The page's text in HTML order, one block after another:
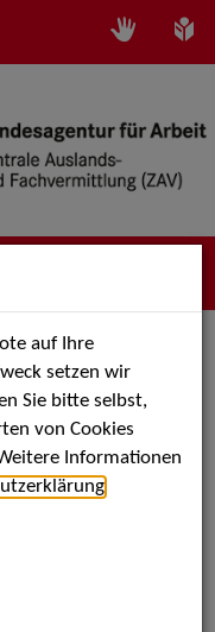
als PDF speichern
auf Ihre
setzen wir
Sie bitte selbst,
von Cookies
Informationen